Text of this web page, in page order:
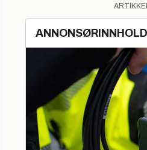
ANNONSØRINNHOLD